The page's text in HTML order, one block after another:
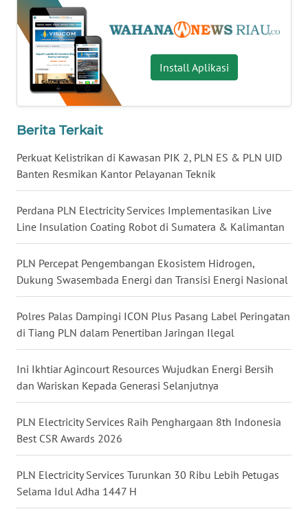
Install Aplikasi
Berita Terkait
Perkuat Kelistrikan di Kawasan PIK 2, PLN ES & PLN UID
Banten Resmikan Kantor Pelayanan Teknik
Perdana PLN Electricity Services Implementasikan Live
Line Insulation Coating Robot di Sumatera & Kalimantan
PLN Percepat Pengembangan Ekosistem Hidrogen,
Dukung Swasembada Energi dan Transisi Energi Nasional
Polres Palas Dampingi ICON Plus Pasang Label Peringatan
di Tiang PLN dalam Penertiban Jaringan Ilegal
Ini Ikhtiar Agincourt Resources Wujudkan Energi Bersih
dan Wariskan Kepada Generasi Selanjutnya
PLN Electricity Services Raih Penghargaan 8th Indonesia
Best CSR Awards 2026
PLN Electricity Services Turunkan 30 Ribu Lebih Petugas
Selama Idul Adha 1447 H
WN
LAMPUNG
WN
JATENG
WN
NUSANTARA
WN
JOGJA
WN
JATIM
WN
BALI
WN
KALBAR
WN
KALTARA
KALSEL